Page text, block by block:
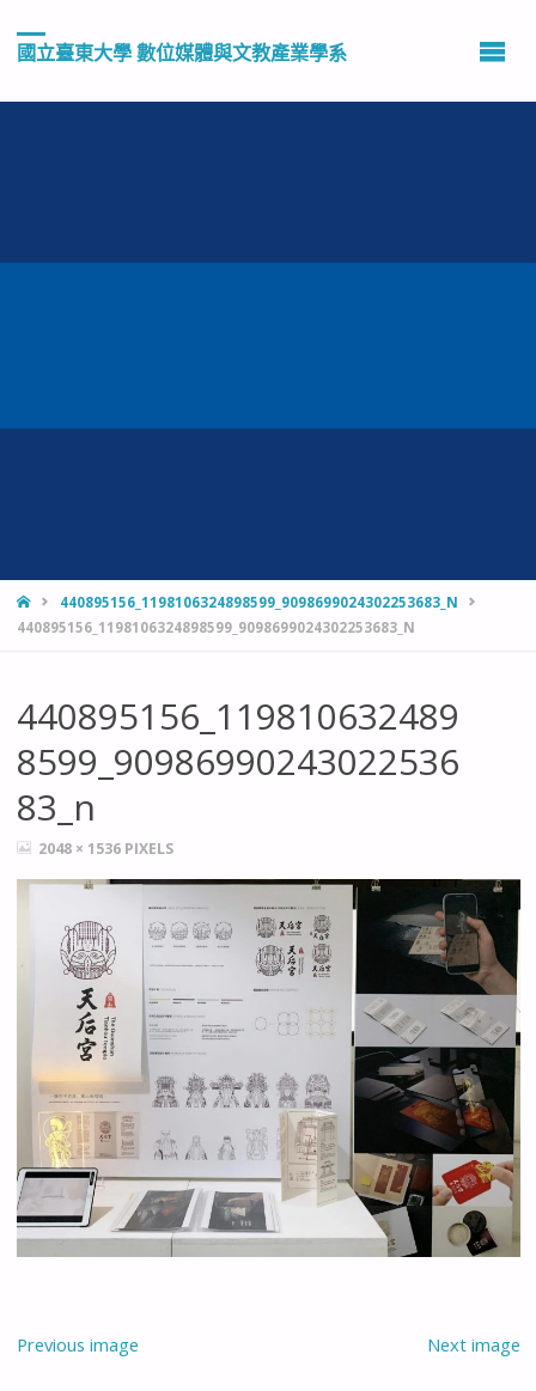
國立臺東大學 數位媒體與文教產業學系
HOME440895156_1198106324898599_9098699024302253683_N
440895156_1198106324898599_9098699024302253683_N
440895156_119810632489
8599_90986990243022536
83_n
FULL2048 × 1536 PIXELS
Previous image Next image